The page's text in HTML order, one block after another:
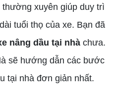
thường xuyên giúp duy trì
tuổi thọ của xe. Bạn đã
nâng dầu tại nhà chưa.
sẽ hướng dẫn các bước
tại nhà đơn giản nhất.